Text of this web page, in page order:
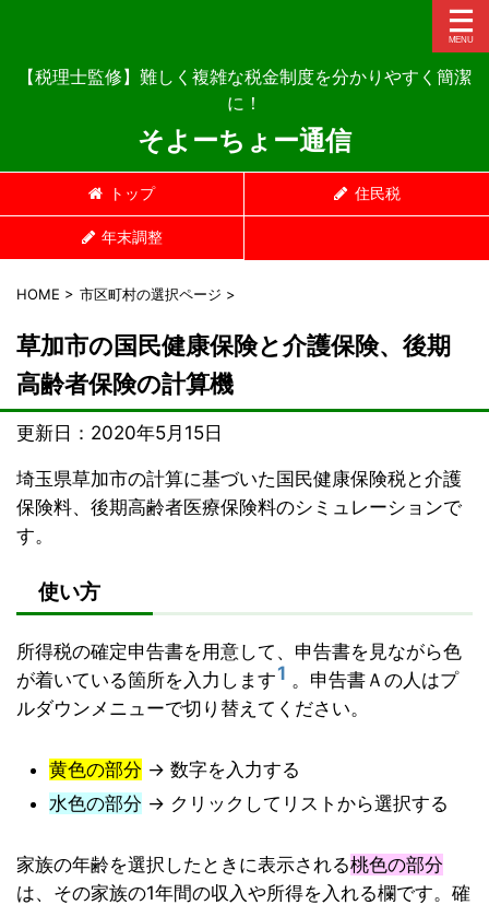
【税理士監修】難しく複雑な税金制度を分かりやすく簡潔
に！
そよーちょー通信
トップ 住民税
年末調整
HOME > 市区町村の選択ページ >
草加市の国民健康保険と介護保険、後期
高齢者保険の計算機
更新日： 2020年5月15日
埼玉県草加市の計算に基づいた国民健康保険税と介護
保険料、後期高齢者医療保険料のシミュレーションで
す。
使い方
所得税の確定申告書を用意して、申告書を見ながら色
が着いている箇所を入力します1 。申告書Ａの人はプ
ルダウンメニューで切り替えてください。
黄色の部分 → 数字を入力する
水色の部分 → クリックしてリストから選択する
家族の年齢を選択したときに表示される桃色の部分
は、その家族の1年間の収入や所得を入れる欄です。確